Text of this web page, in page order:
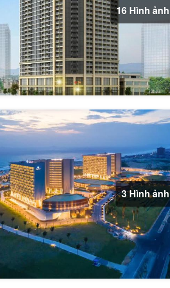
16 Hình ảnh
3 Hình ảnh